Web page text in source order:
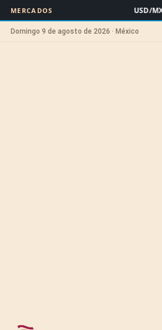
MERCADOS USD/MXN
Domingo 9 de agosto de 2026 · México